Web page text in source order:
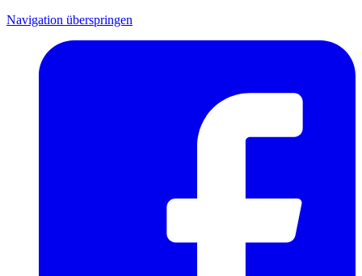
Navigation überspringen